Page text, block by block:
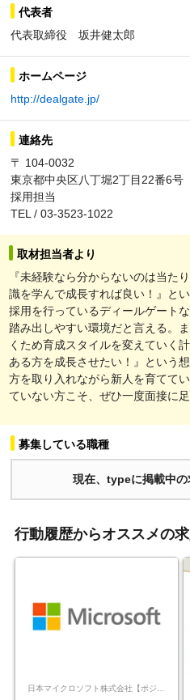
代表者
代表取締役 坂井健太郎
ホームページ
http://dealgate.jp/
連絡先
〒 104-0032
東京都中央区八丁堀2丁目22番6号
採用担当
TEL / 03-3523-1022
取材担当者より
『未経験なら分からないのは当た
識を学んで成長すれば良い！』と
採用を行っているディールゲート
踏み出しやすい環境だと言える。
くため育成スタイルを変えていく
ある方を成長させたい！』という
方を取り入れながら新人を育てて
ていない方こそ、ぜひ一度面接に
募集している職種
現在、typeに掲載中の
行動履歴からオススメの